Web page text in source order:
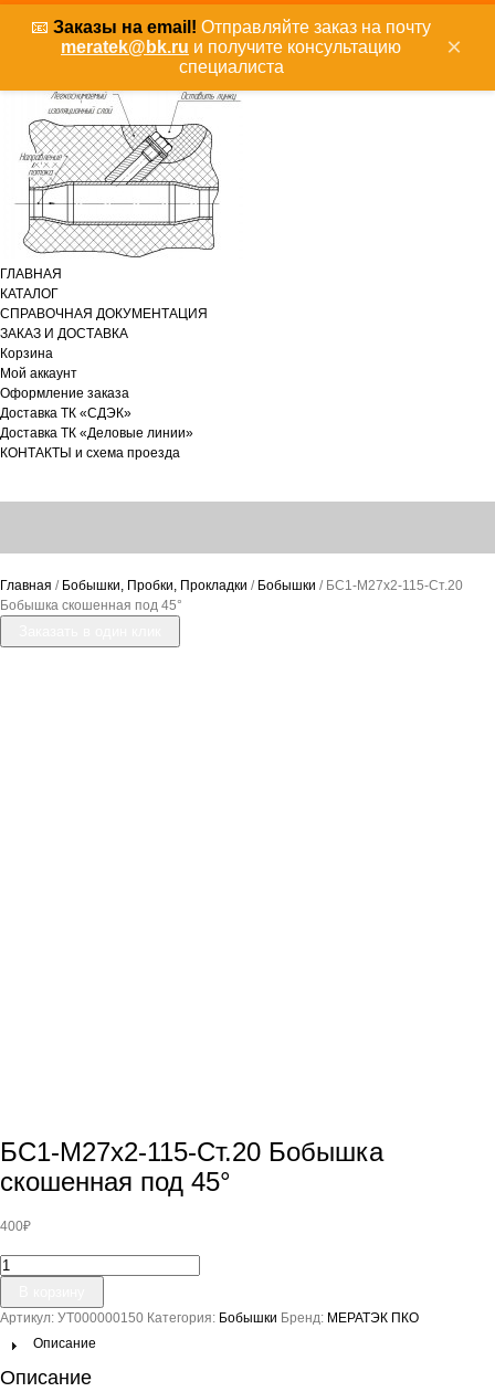
📧 Заказы на email! Отправляйте заказ на почту
meratek@bk.ru и получите консультацию
специалиста
×
ГЛАВНАЯ
КАТАЛОГ
СПРАВОЧНАЯ ДОКУМЕНТАЦИЯ
ЗАКАЗ И ДОСТАВКА
Корзина
Мой аккаунт
Оформление заказа
Доставка ТК «СДЭК»
Доставка ТК «Деловые линии»
КОНТАКТЫ и схема проезда
Главная / Бобышки, Пробки, Прокладки / Бобышки / БС1-М27х2-115-Ст.20
Бобышка скошенная под 45°
БС1-М27х2-115-Ст.20 Бобышка
скошенная под 45°
400₽
Количество
товара
БС1-
М27х2-
115-
Бобышка
Артикул: УТ000000150 Категория: Бобышки Бренд: МЕРАТЭК ПКО
Описание
Описание